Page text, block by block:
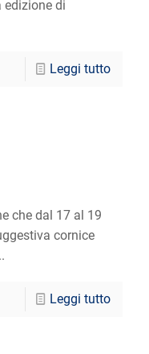
edizione di
Leggi tutto
che dal 17 al 19
cornice
Leggi tutto